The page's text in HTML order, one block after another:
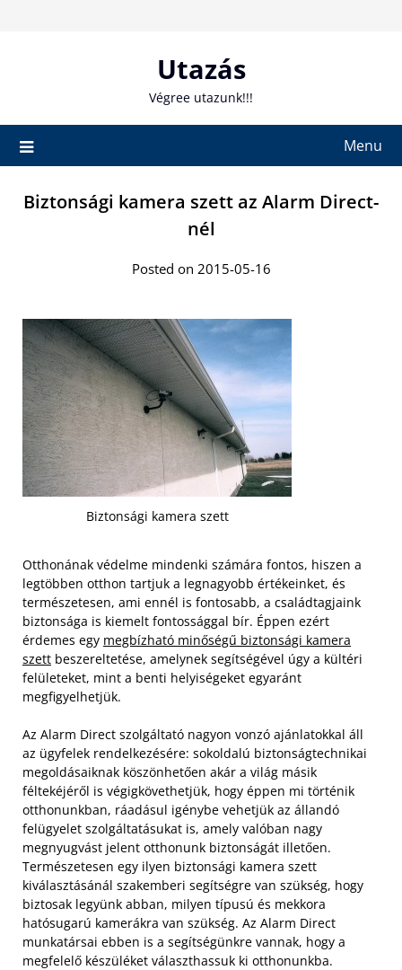
Utazás
Végree utazunk!!!
Menu
Biztonsági kamera szett az Alarm Direct-
nél
Posted on 2015-05-16
Biztonsági kamera szett
Otthonának védelme mindenki számára fontos, hiszen a
legtöbben otthon tartjuk a legnagyobb értékeinket, és
természetesen, ami ennél is fontosabb, a családtagjaink
biztonsága is kiemelt fontossággal bír. Éppen ezért
érdemes egy megbízható minőségű biztonsági kamera
szett beszereltetése, amelynek segítségével úgy a kültéri
felületeket, mint a benti helyiségeket egyaránt
megfigyelhetjük.
Az Alarm Direct szolgáltató nagyon vonzó ajánlatokkal áll
az ügyfelek rendelkezésére: sokoldalú biztonságtechnikai
megoldásaiknak köszönhetően akár a világ másik
féltekéjéről is végigkövethetjük, hogy éppen mi történik
otthonunkban, ráadásul igénybe vehetjük az állandó
felügyelet szolgáltatásukat is, amely valóban nagy
megnyugvást jelent otthonunk biztonságát illetően.
Természetesen egy ilyen biztonsági kamera szett
kiválasztásánál szakemberi segítségre van szükség, hogy
biztosak legyünk abban, milyen típusú és mekkora
hatósugarú kamerákra van szükség. Az Alarm Direct
munkatársai ebben is a segítségünkre vannak, hogy a
megfelelő készüléket választhassuk ki otthonunkba.